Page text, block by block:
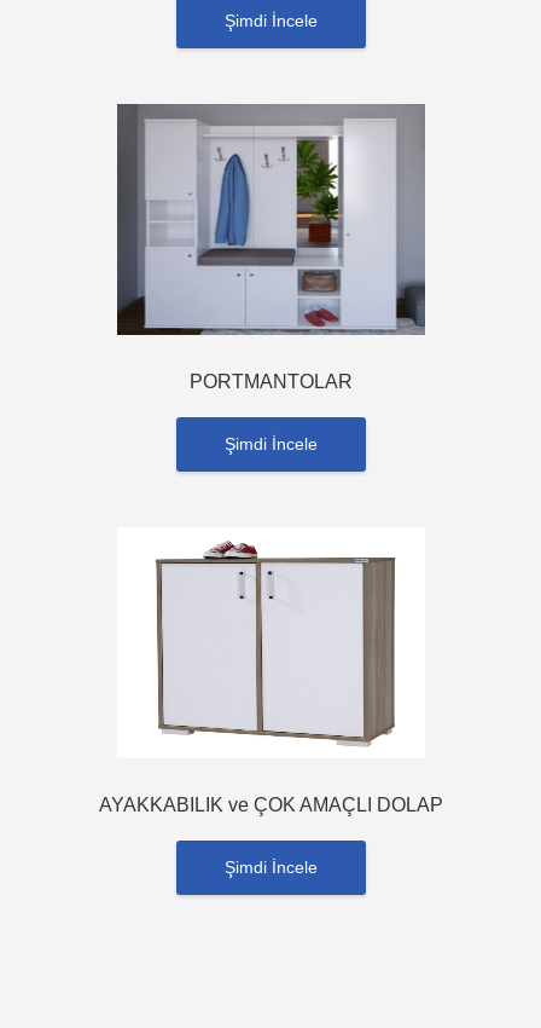
Şimdi İncele
PORTMANTOLAR
Şimdi İncele
AYAKKABILIK ve ÇOK AMAÇLI DOLAP
Şimdi İncele